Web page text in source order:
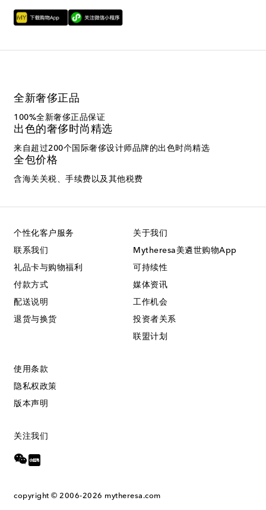
全新奢侈正品
100%全新奢侈正品保证
出色的奢侈时尚精选
来自超过200个国际奢侈设计师品牌的出色时尚精选
全包价格
含海关关税、手续费以及其他税费
个性化客户服务
联系我们
礼品卡与购物福利
付款方式
配送说明
退货与换货
关于我们
Mytheresa美遴世购物App
可持续性
媒体资讯
工作机会
投资者关系
联盟计划
使用条款
隐私权政策
版本声明
关注我们
copyright © 2006-2026 mytheresa.com